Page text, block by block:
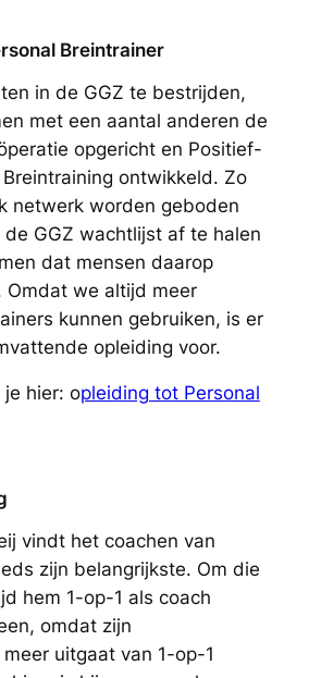
Breintrainer
in de GGZ te bestrijden,
met een aantal anderen de
opgericht en Positief-
ontwikkeld. Zo
netwerk worden geboden
GGZ wachtlijst af te halen
dat mensen daarop
Omdat we altijd meer
kunnen gebruiken, is er
opleiding voor.
hier: opleiding tot Personal
vindt het coachen van
zijn belangrijkste. Om die
hem 1-op-1 als coach
omdat zijn
uitgaat van 1-op-1